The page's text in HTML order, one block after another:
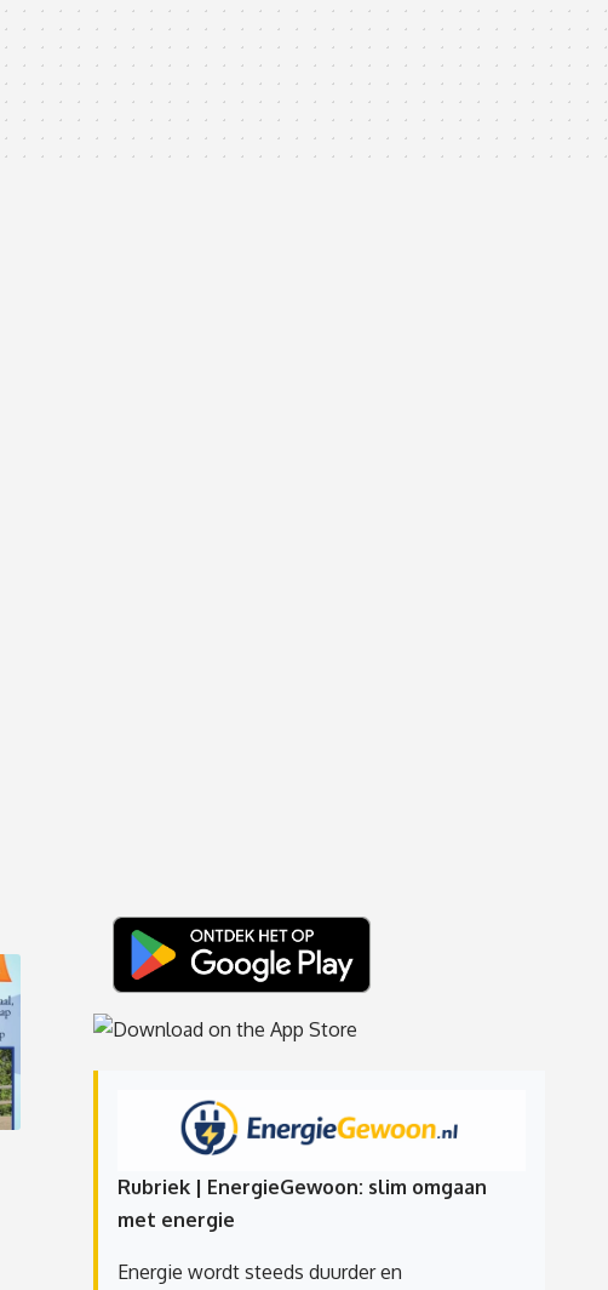
Rubriek | EnergieGewoon: slim omgaan
met energie
Energie wordt steeds duurder en